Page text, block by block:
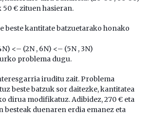
50 € zituen hasieran.
beste kantitate batzuetarako honako
<– (2N , 6N) <– (5N , 3N)
problema dugu.
iruditu zait. Problema
beste batzuk sor daitezke, kantitatea
dirua modifikatuz. Adibidez, 270 € eta
besteak duenaren erdia emanez eta